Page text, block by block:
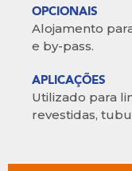
OPCIONAIS
Alojamento
e by-pass.
APLICAÇÕES
Utilizado para
revestidas,